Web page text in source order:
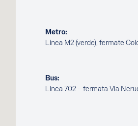
Metro:
Linea M2 (verde), fermate
Bus:
Linea 702 – fermata Via